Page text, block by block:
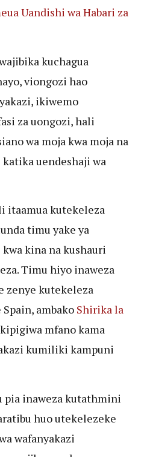
Uandishi wa Habari za
kuchagua
viongozi hao
ikiwemo
za uongozi, hali
wa moja kwa moja na
uendeshaji wa
itaamua kutekeleza
timu yake ya
kina na kushauri
Timu hiyo inaweza
zenye kutekeleza
ambako Shirika la
mfano kama
kumiliki kampuni
pia inaweza kutathmini
huo utekelezeke
wafanyakazi